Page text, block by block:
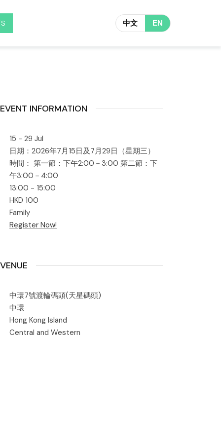
中文 EN
EVENT INFORMATION
15 - 29 Jul
日期：2026年7月15日及7月29日（星期三）
時間： 第一節：下午2:00－3:00 第二節：下
午3:00－4:00
13:00 - 15:00
HKD 100
Family
Register Now!
VENUE
中環7號渡輪碼頭(天星碼頭)
中環
Hong Kong Island
Central and Western